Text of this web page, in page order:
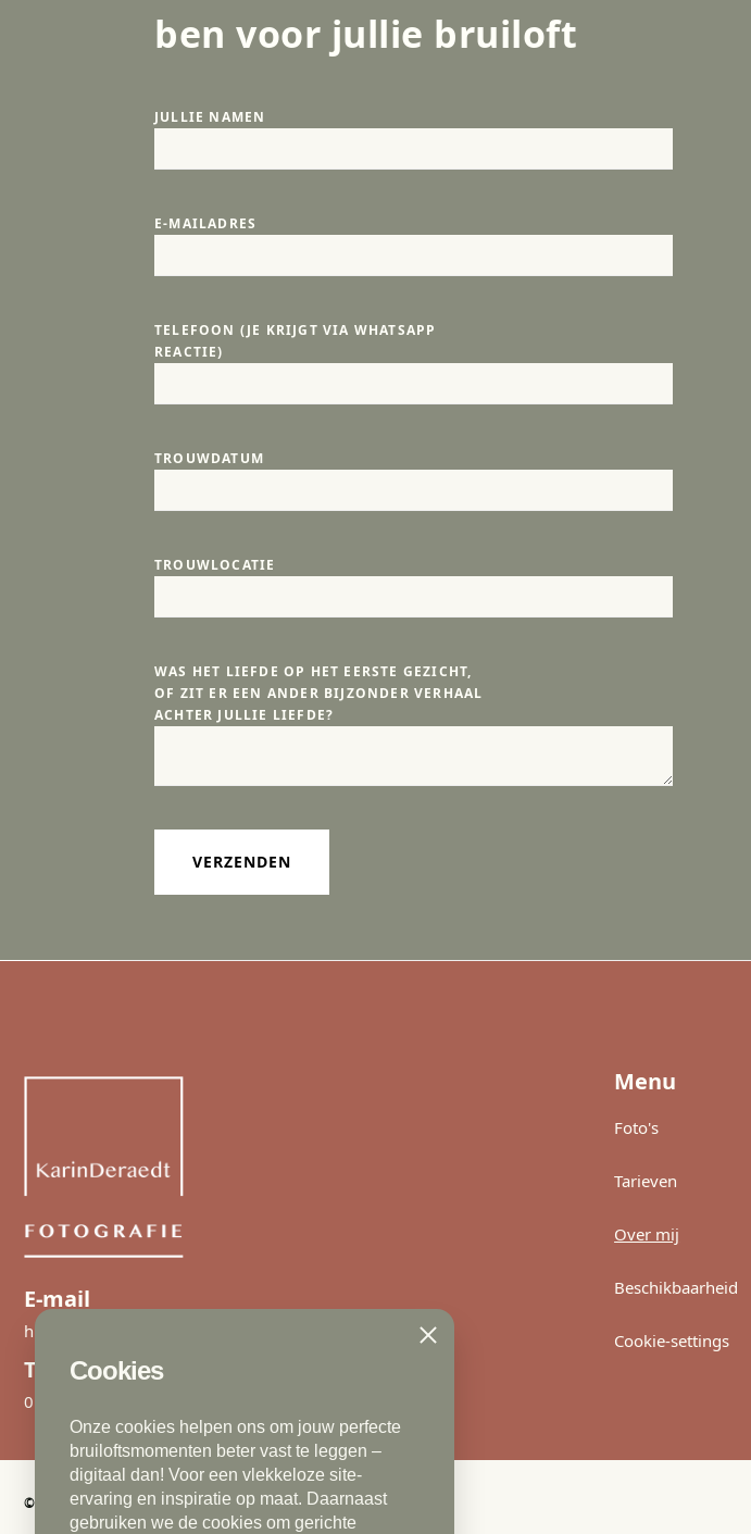
ben voor jullie bruiloft
JULLIE NAMEN
E-MAILADRES
TELEFOON (JE KRIJGT VIA WHATSAPP
REACTIE)
TROUWDATUM
TROUWLOCATIE
WAS HET LIEFDE OP HET EERSTE GEZICHT,
OF ZIT ER EEN ANDER BIJZONDER VERHAAL
ACHTER JULLIE LIEFDE?
E-mail
hallo@karinderaedt.nl
Telefoon
06 - 247 097 48
Menu
Foto's
Tarieven
Over mij
Beschikbaarheid
Cookie-settings
© 2026KDFOTOGRAFIE
Cookies
Onze cookies helpen ons om jouw perfecte
bruiloftsmomenten beter vast te leggen –
digitaal dan! Voor een vlekkeloze site-
ervaring en inspiratie op maat. Daarnaast
gebruiken we de cookies om gerichte
Close